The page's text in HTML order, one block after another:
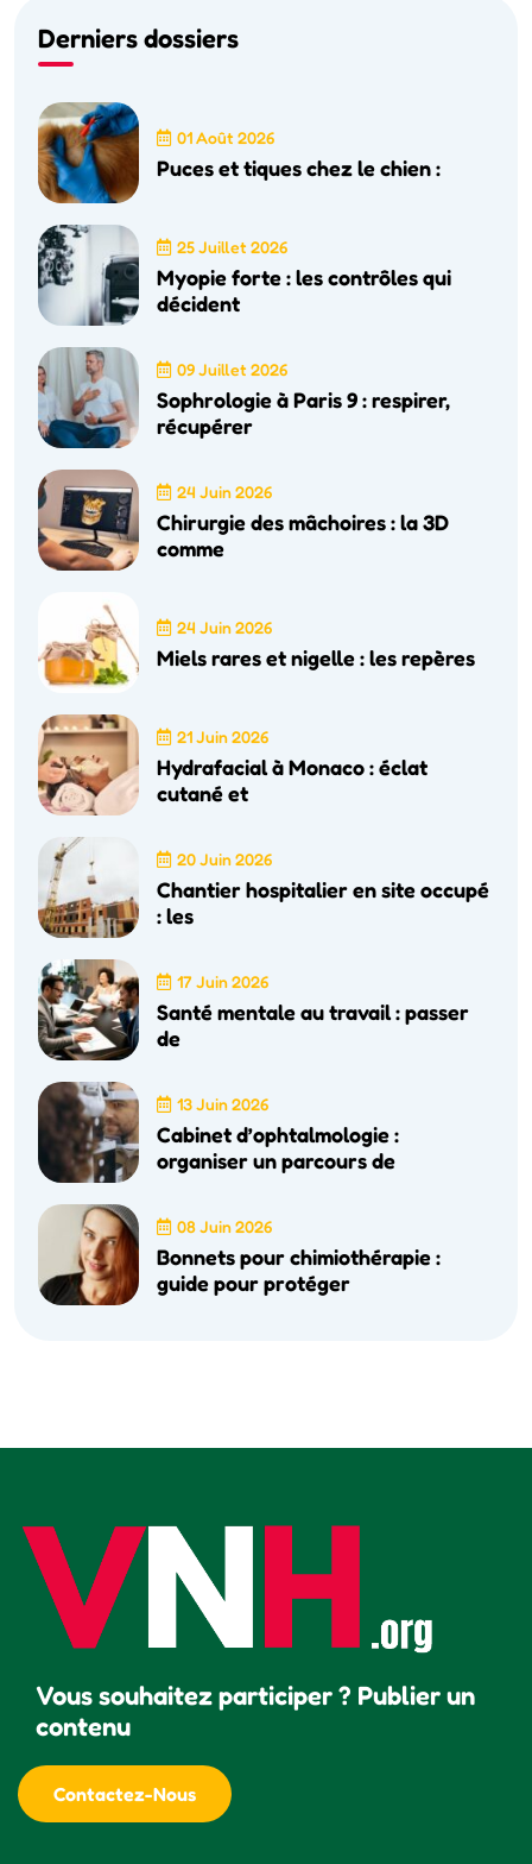
Derniers dossiers
01 Août 2026
Puces et tiques chez le chien :
25 Juillet 2026
Myopie forte : les contrôles qui
décident
09 Juillet 2026
Sophrologie à Paris 9 : respirer,
récupérer
24 Juin 2026
Chirurgie des mâchoires : la 3D
comme
24 Juin 2026
Miels rares et nigelle : les repères
21 Juin 2026
Hydrafacial à Monaco : éclat
cutané et
20 Juin 2026
Chantier hospitalier en site occupé
: les
17 Juin 2026
Santé mentale au travail : passer
de
13 Juin 2026
Cabinet d’ophtalmologie :
organiser un parcours de
08 Juin 2026
Bonnets pour chimiothérapie :
guide pour protéger
Vous souhaitez participer ? Publier un
contenu
Contactez-Nous